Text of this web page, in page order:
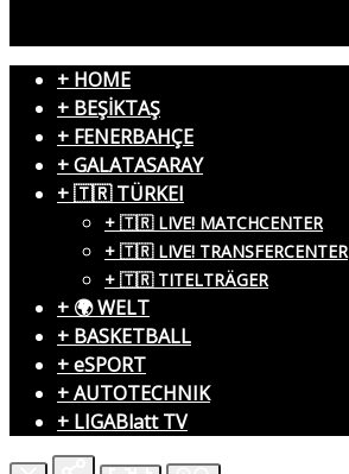
+ HOME
+ BEŞİKTAŞ
+ FENERBAHÇE
+ GALATASARAY
+ 🇹🇷 TÜRKEI
+ 🇹🇷 LIVE! MATCHCENTER
+ 🇹🇷 LIVE! TRANSFERCENTER
+ 🇹🇷 TITELTRÄGER
+ 🌍 WELT
+ BASKETBALL
+ eSPORT
+ AUTOTECHNIK
+ LIGABlatt TV